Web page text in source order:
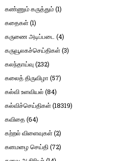
கண்ணும் கருத்தும்(1)
கதைகள்(1)
கருணை அடிப்படை (4)
கருவூலகச்செய்திகள்(3)
கலந்தாய்வு (232)
கலைத் திருவிழா (57)
கல்வி உளவியல் (84)
கல்விச்செய்திகள்(18319)
கவிதை(64)
கற்றல் விளைவுகள்(2)
கனமழை செய்தி (72)